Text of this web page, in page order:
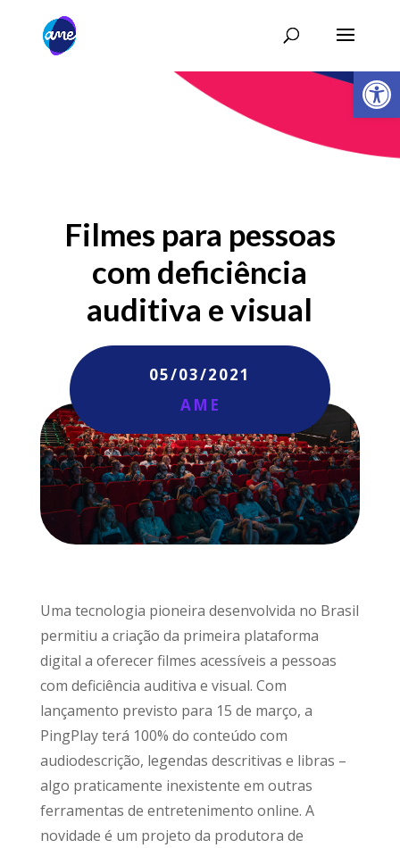
Abrir
Filmes para pessoas
com deficiência
auditiva e visual
05/03/2021
AME
Uma tecnologia pioneira desenvolvida no Brasil
permitiu a criação da primeira plataforma
digital a oferecer filmes acessíveis a pessoas
com deficiência auditiva e visual. Com
lançamento previsto para 15 de março, a
PingPlay terá 100% do conteúdo com
audiodescrição, legendas descritivas e libras –
algo praticamente inexistente em outras
ferramentas de entretenimento online. A
novidade é um projeto da produtora de